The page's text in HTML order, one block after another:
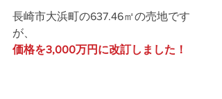
長崎市大浜町の637.46㎡の売地です
が、
価格を3,000万円に改訂しました！